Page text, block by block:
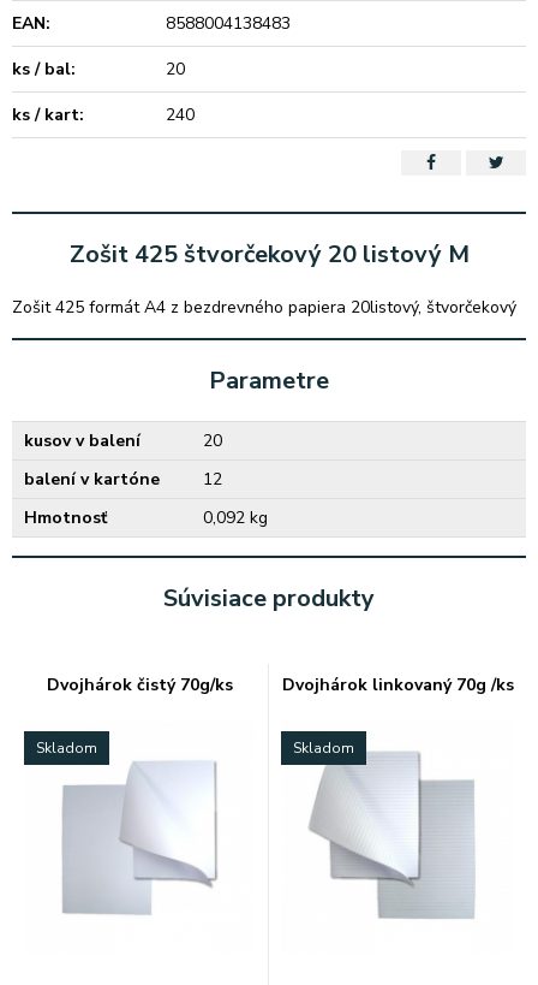
EAN:
8588004138483
ks / bal:
20
ks / kart:
240
Zošit 425 štvorčekový 20 listový M
Zošit 425 formát A4 z bezdrevného papiera 20listový, štvorčekový
Parametre
kusov v balení
20
balení v kartóne
12
Hmotnosť
0,092 kg
Súvisiace produkty
Dvojhárok čistý 70g/ks
Skladom
Dvojhárok linkovaný 70g /ks
Skladom